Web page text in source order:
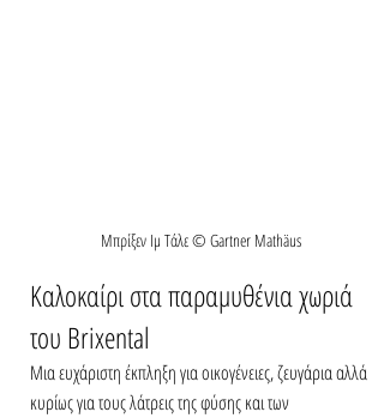
Μπρίξεν Ιμ Τάλε © Gartner Mathäus
Καλοκαίρι στα παραμυθένια χωριά
του Brixental
Μια ευχάριστη έκπληξη για οικογένειες, ζευγάρια αλλά
κυρίως για τους λάτρεις της φύσης και των